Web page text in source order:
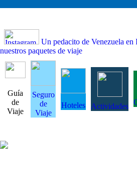
Un pedacito de Venezuela en
nuestros paquetes de viaje
Guía
de
Viaje
Seguro
de
Viaje
Hoteles Actividades